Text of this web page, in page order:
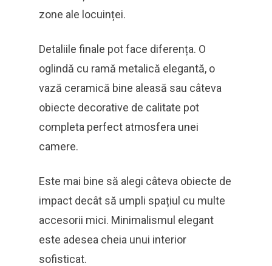
zone ale locuinței.
Detaliile finale pot face diferența. O
oglindă cu ramă metalică elegantă, o
vază ceramică bine aleasă sau câteva
obiecte decorative de calitate pot
completa perfect atmosfera unei
camere.
Este mai bine să alegi câteva obiecte de
impact decât să umpli spațiul cu multe
accesorii mici. Minimalismul elegant
este adesea cheia unui interior
sofisticat.